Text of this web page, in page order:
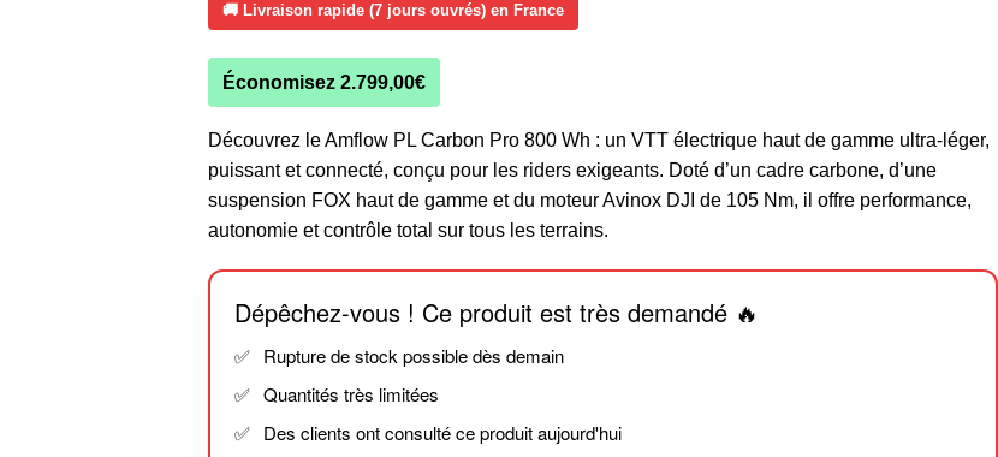
🚚 Livraison rapide (7 jours ouvrés) en France
Économisez 2.799,00€
Découvrez le Amflow PL Carbon Pro 800 Wh : un VTT électrique haut de gamme ultra-léger,
puissant et connecté, conçu pour les riders exigeants. Doté d’un cadre carbone, d’une
suspension FOX haut de gamme et du moteur Avinox DJI de 105 Nm, il offre performance,
autonomie et contrôle total sur tous les terrains.
Dépêchez-vous ! Ce produit est très demandé 🔥
Rupture de stock possible dès demain
Quantités très limitées
Des clients ont consulté ce produit aujourd'hui